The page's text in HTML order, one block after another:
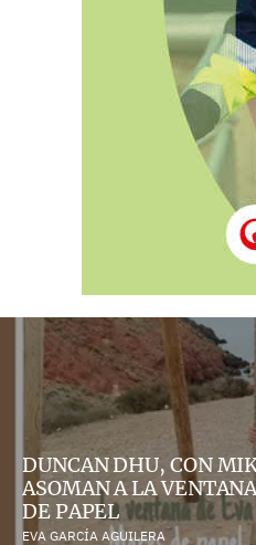
DUNCAN DHU, CON
ASOMAN A LA
DE PAPEL
EVA GARCÍA AGUILERA